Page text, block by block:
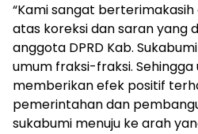
“Kami sangat
atas koreksi dan saran yang
anggota DPRD Kab.
umum fraksi-fraksi.
memberikan efek positif
pemerintahan dan
sukabumi menuju ke arah